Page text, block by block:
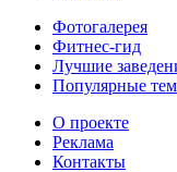
Фотогалерея
Фитнес-гид
Лучшие
Популярные
О проекте
Реклама
Контакты